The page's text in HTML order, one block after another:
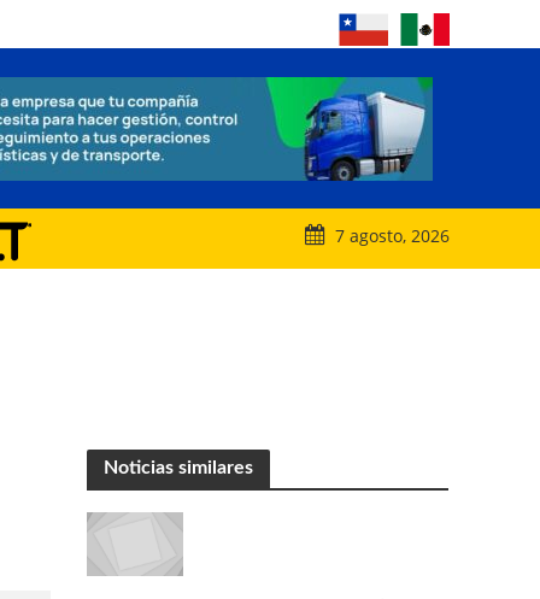
7 agosto, 2026
Noticias similares